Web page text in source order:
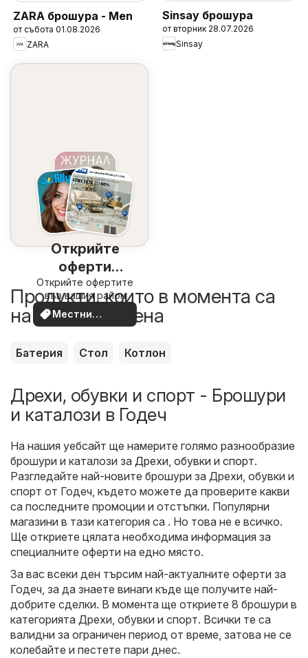
ZARA брошура - Men
от събота 01.08.2026
ZARA
Sinsay брошура
от вторник 28.07.2026
Sinsay
Открийте
оферти
наблизо
Открийте офертите
във вашия район
Местни
оферти
Продукти, които в момента са
на по-добра цена
Батерия Стол Котлон
Дрехи, обувки и спорт - Брошури
и каталози в Годеч
На нашия уебсайт ще намерите голямо разнообразие
брошури и каталози за Дрехи, обувки и спорт.
Разгледайте най-новите брошури за Дрехи, обувки и
спорт от Годеч, където можете да проверите какви
са последните промоции и отстъпки. Популярни
магазини в тази категория са . Но това не е всичко.
Ще откриете цялата необходима информация за
специалните оферти на едно място.
За вас всеки ден търсим най-актуалните оферти за
Годеч, за да знаете винаги къде ще получите най-
добрите сделки. В момента ще откриете 8 брошури в
категорията Дрехи, обувки и спорт. Всички те са
валидни за ограничен период от време, затова не се
колебайте и пестете пари днес.